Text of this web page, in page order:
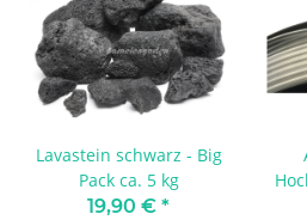
Lavastein schwarz - Big
Pack ca. 5 kg
19,90 € *